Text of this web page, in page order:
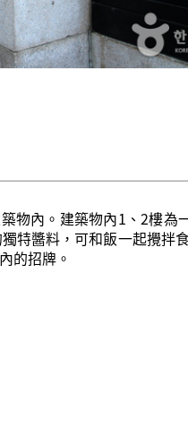
物內。建築物內1、2樓為
特醬料，可和飯一起攪拌
的招牌。